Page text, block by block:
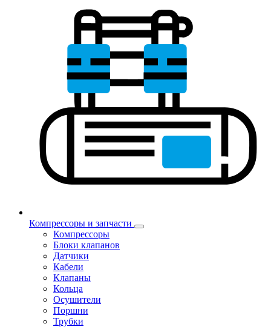
Компрессоры и запчасти
Компрессоры
Блоки клапанов
Датчики
Кабели
Клапаны
Кольца
Осушители
Поршни
Трубки